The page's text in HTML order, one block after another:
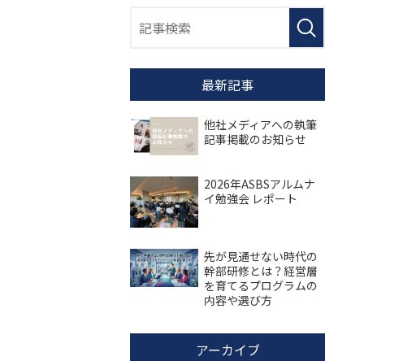
最新記事
他社メディアへの執筆
記事掲載のお知らせ
2026年ASBSアルムナ
イ勉強会 レポート
先が見通せない時代の
幹部研修とは？経営層
を育てるプログラムの
内容や選び方
アーカイブ